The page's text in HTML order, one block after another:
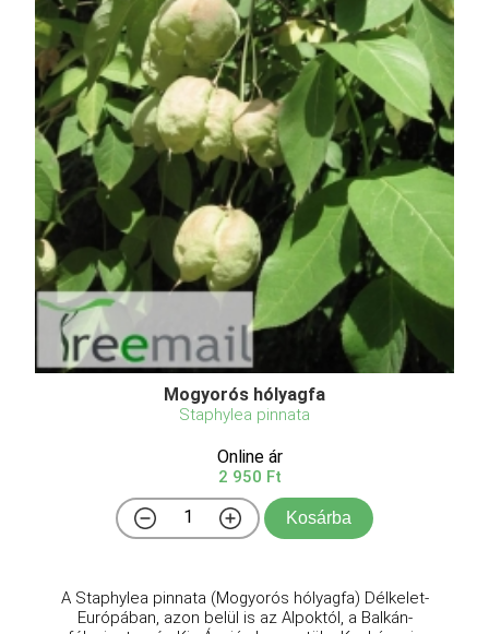
Mogyorós hólyagfa
Staphylea pinnata
Online ár
2 950 Ft
Kosárba
A Staphylea pinnata (Mogyorós hólyagfa) Délkelet-
Európában, azon belül is az Alpoktól, a Balkán-